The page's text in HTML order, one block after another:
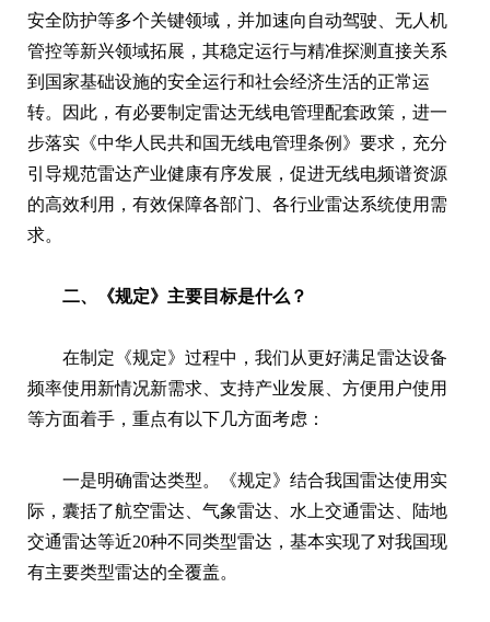
安全防护等多个关键领域，并加速向自动驾驶、无人机
管控等新兴领域拓展，其稳定运行与精准探测直接关系
到国家基础设施的安全运行和社会经济生活的正常运
转。因此，有必要制定雷达无线电管理配套政策，进一
步落实《中华人民共和国无线电管理条例》要求，充分
引导规范雷达产业健康有序发展，促进无线电频谱资源
的高效利用，有效保障各部门、各行业雷达系统使用需
求。
二、《规定》主要目标是什么？
在制定《规定》过程中，我们从更好满足雷达设备
频率使用新情况新需求、支持产业发展、方便用户使用
等方面着手，重点有以下几方面考虑：
一是明确雷达类型。《规定》结合我国雷达使用实
际，囊括了航空雷达、气象雷达、水上交通雷达、陆地
交通雷达等近20种不同类型雷达，基本实现了对我国现
有主要类型雷达的全覆盖。